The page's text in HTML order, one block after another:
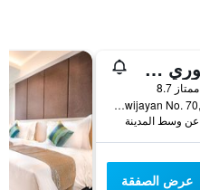
جراند بوري سارون يوجياكارتا
ممتاز 8.7
Jl. Sosrowijayan No. 70, Malioboro, يوغياخيرتا, إندونيسيا
عرض الصفقة